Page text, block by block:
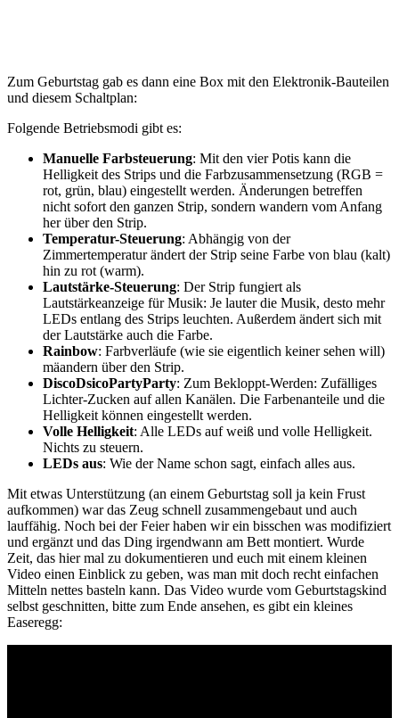
Zum Geburtstag gab es dann eine Box mit den Elektronik-Bauteilen
und diesem Schaltplan:
Folgende Betriebsmodi gibt es:
Manuelle Farbsteuerung: Mit den vier Potis kann die
Helligkeit des Strips und die Farbzusammensetzung (RGB =
rot, grün, blau) eingestellt werden. Änderungen betreffen
nicht sofort den ganzen Strip, sondern wandern vom Anfang
her über den Strip.
Temperatur-Steuerung: Abhängig von der
Zimmertemperatur ändert der Strip seine Farbe von blau (kalt)
hin zu rot (warm).
Lautstärke-Steuerung: Der Strip fungiert als
Lautstärkeanzeige für Musik: Je lauter die Musik, desto mehr
LEDs entlang des Strips leuchten. Außerdem ändert sich mit
der Lautstärke auch die Farbe.
Rainbow: Farbverläufe (wie sie eigentlich keiner sehen will)
mäandern über den Strip.
DiscoDsicoPartyParty: Zum Bekloppt-Werden: Zufälliges
Lichter-Zucken auf allen Kanälen. Die Farbenanteile und die
Helligkeit können eingestellt werden.
Volle Helligkeit: Alle LEDs auf weiß und volle Helligkeit.
Nichts zu steuern.
LEDs aus: Wie der Name schon sagt, einfach alles aus.
Mit etwas Unterstützung (an einem Geburtstag soll ja kein Frust
aufkommen) war das Zeug schnell zusammengebaut und auch
lauffähig. Noch bei der Feier haben wir ein bisschen was modifiziert
und ergänzt und das Ding irgendwann am Bett montiert. Wurde
Zeit, das hier mal zu dokumentieren und euch mit einem kleinen
Video einen Einblick zu geben, was man mit doch recht einfachen
Mitteln nettes basteln kann. Das Video wurde vom Geburtstagskind
selbst geschnitten, bitte zum Ende ansehen, es gibt ein kleines
Easeregg: